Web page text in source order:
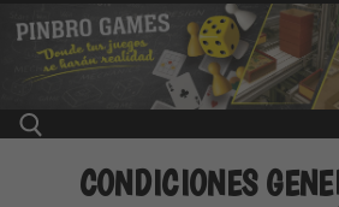
contenido
CONDICIONES